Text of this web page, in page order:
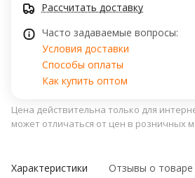
Рассчитать доставку
Часто задаваемые вопросы:
Условия доставки
Способы оплаты
Как купить оптом
Цена действительна только для
может отличаться от цен в розничных
Характеристики Отзывы о товаре